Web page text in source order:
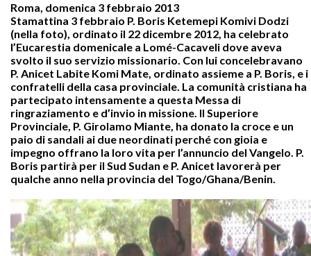
Roma, domenica 3 febbraio 2013
Stamattina 3 febbraio P. Boris Ketemepi Komivi Dodzi
(nella foto), ordinato il 22 dicembre 2012, ha celebrato
l’Eucarestia domenicale a Lomé-Cacaveli dove aveva
svolto il suo servizio missionario. Con lui concelebravano
P. Anicet Labite Komi Mate, ordinato assieme a P. Boris, e i
confratelli della casa provinciale. La comunità cristiana ha
partecipato intensamente a questa Messa di
ringraziamento e d’invio in missione. Il Superiore
Provinciale, P. Girolamo Miante, ha donato la croce e un
paio di sandali ai due neordinati perché con gioia e
impegno offrano la loro vita per l’annuncio del Vangelo. P.
Boris partirà per il Sud Sudan e P. Anicet lavorerà per
qualche anno nella provincia del Togo/Ghana/Benin.